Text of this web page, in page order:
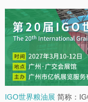
IGO世界粮油展 简称：